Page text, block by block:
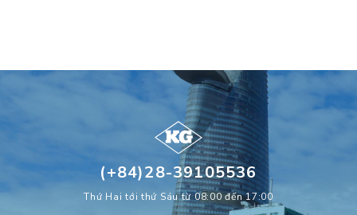
(+84)28-39105536
Thứ Hai tới thứ Sáu từ 08:00 đến 17:00